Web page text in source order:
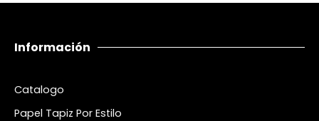
Información
Catalogo
Papel Tapiz Por Estilo